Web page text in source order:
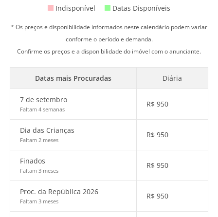
Indisponível Datas Disponíveis
* Os preços e disponibilidade informados neste calendário podem variar
conforme o período e demanda.
Confirme os preços e a disponibilidade do imóvel com o anunciante.
Datas mais Procuradas Diária
7 de setembro
Faltam 4 semanas
R$ 950
Dia das Crianças
Faltam 2 meses
R$ 950
Finados
Faltam 3 meses
R$ 950
Proc. da República 2026
Faltam 3 meses
R$ 950